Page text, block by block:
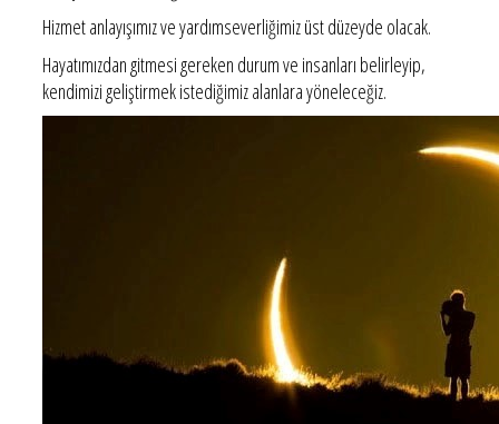
Hizmet anlayışımız ve yardımseverliğimiz üst düzeyde olacak.
Hayatımızdan gitmesi gereken durum ve insanları belirleyip,
kendimizi geliştirmek istediğimiz alanlara yöneleceğiz.